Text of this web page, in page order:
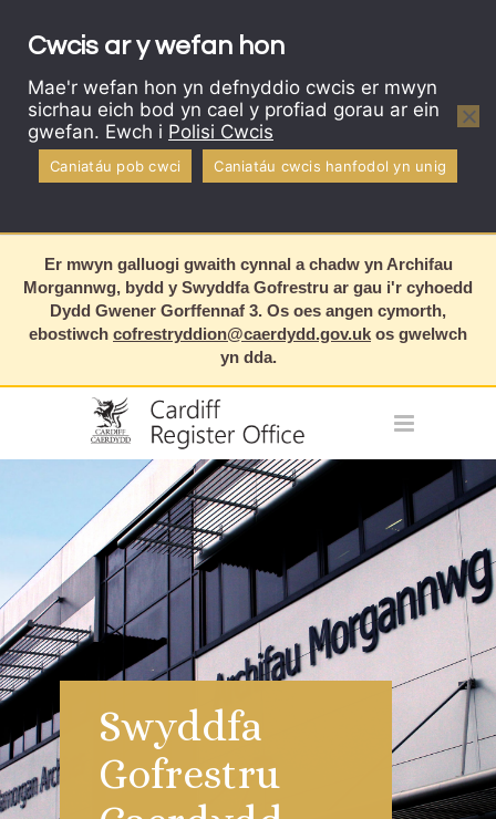
Cwcis ar y wefan hon
Mae'r wefan hon yn defnyddio cwcis er mwyn
sicrhau eich bod yn cael y profiad gorau ar ein
gwefan. Ewch i Polisi Cwcis
Caniatáu pob cwci Caniatáu cwcis hanfodol yn unig
Er mwyn galluogi gwaith cynnal a chadw yn Archifau
Morgannwg, bydd y Swyddfa Gofrestru ar gau i'r cyhoedd
Dydd Gwener Gorffennaf 3. Os oes angen cymorth,
ebostiwch cofrestryddion@caerdydd.gov.uk os gwelwch
yn dda.
Swyddfa
Gofrestru